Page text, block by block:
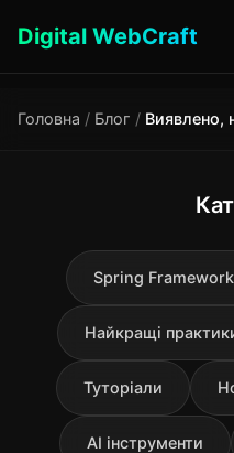
Digital WebCraft
Головна / Блог /
Spring Framework
Найкращі
Туторіали
AI інструменти